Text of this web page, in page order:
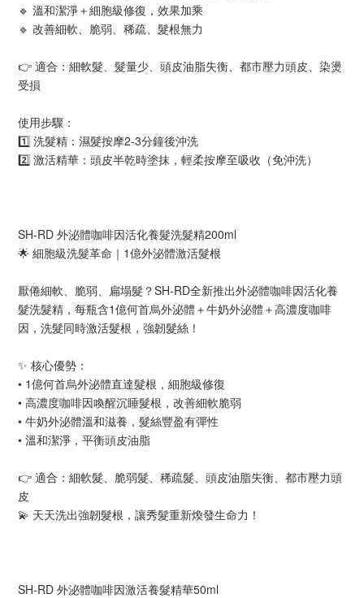
🔹 溫和潔淨＋細胞級修復，效果加乘
🔹 改善細軟、脆弱、稀疏、髮根無力
👉 適合：細軟髮、髮量少、頭皮油脂失衡、都市壓力頭皮、染燙
受損
使用步驟：
1️⃣ 洗髮精：濕髮按摩2-3分鐘後沖洗
2️⃣ 激活精華：頭皮半乾時塗抹，輕柔按摩至吸收（免沖洗）
SH-RD 外泌體咖啡因活化養髮洗髮精200ml
🌟 細胞級洗髮革命｜1億外泌體激活髮根
厭倦細軟、脆弱、扁塌髮？SH-RD全新推出外泌體咖啡因活化養
髮洗髮精，每瓶含1億何首烏外泌體＋牛奶外泌體＋高濃度咖啡
因，洗髮同時激活髮根，強韌髮絲！
✨ 核心優勢：
• 1億何首烏外泌體直達髮根，細胞級修復
• 高濃度咖啡因喚醒沉睡髮根，改善細軟脆弱
• 牛奶外泌體溫和滋養，髮絲豐盈有彈性
• 溫和潔淨，平衡頭皮油脂
👉 適合：細軟髮、脆弱髮、稀疏髮、頭皮油脂失衡、都市壓力頭
皮
💫 天天洗出強韌髮根，讓秀髮重新煥發生命力！
SH-RD 外泌體咖啡因激活養髮精華50ml